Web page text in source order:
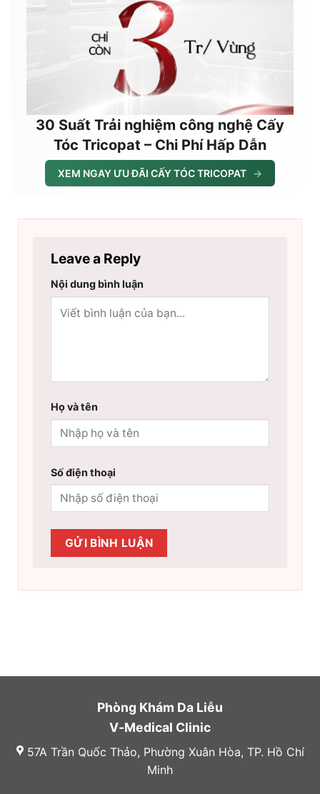
30 Suất Trải nghiệm công nghệ Cấy
Tóc Tricopat – Chi Phí Hấp Dẫn
XEM NGAY ƯU ĐÃI CẤY TÓC TRICOPAT →
Leave a Reply
Nội dung bình luận
Họ và tên
Số điện thoại
Phòng Khám Da Liễu
V-Medical Clinic
57A Trần Quốc Thảo, Phường Xuân Hòa, TP. Hồ Chí
Minh